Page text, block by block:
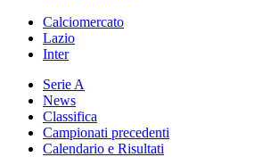
Calciomercato
Lazio
Inter
Serie A
News
Classifica
Campionati precedenti
Calendario e Risultati